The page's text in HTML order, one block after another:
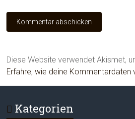
Diese Website verwendet Akismet,
Erfahre, wie deine Kommentardaten
Kategorien